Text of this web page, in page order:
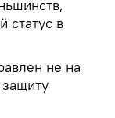
статус в
не на